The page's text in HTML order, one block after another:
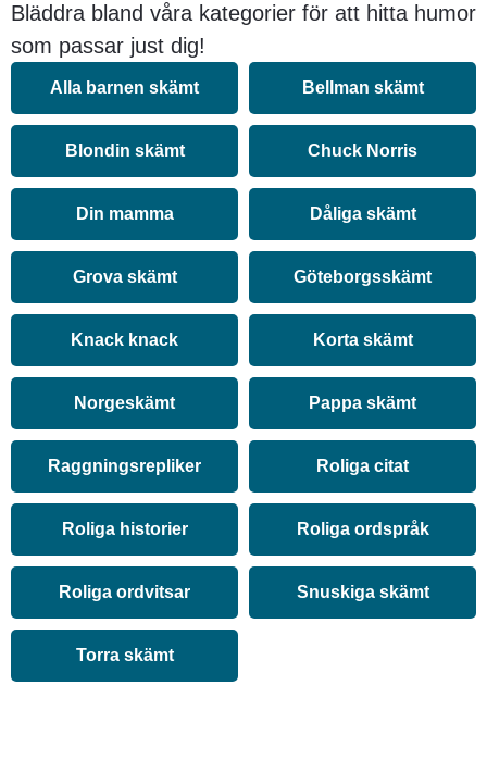
Bläddra bland våra kategorier för att hitta humor
som passar just dig!
Alla barnen skämt Bellman skämt
Blondin skämt Chuck Norris
Din mamma Dåliga skämt
Grova skämt Göteborgsskämt
Knack knack Korta skämt
Norgeskämt Pappa skämt
Raggningsrepliker Roliga citat
Roliga historier Roliga ordspråk
Roliga ordvitsar Snuskiga skämt
Torra skämt